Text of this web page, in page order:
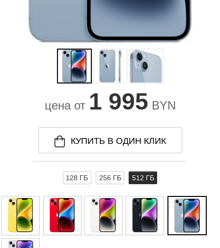
цена от 1 995 BYN
КУПИТЬ В ОДИН КЛИК
128 ГБ 256 ГБ 512 ГБ